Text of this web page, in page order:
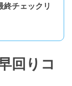
終チェックリ
回りコ